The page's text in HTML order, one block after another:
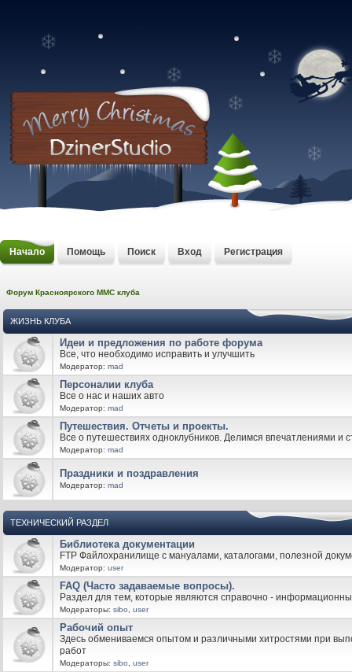
Начало Помощь Поиск Вход Регистрация
Форум Красноярского MMC клуба
ЖИЗНЬ КЛУБА
Идеи и предложения по работе форума
Все, что необходимо исправить и улучшить
Модератор:mad
Персоналии клуба
Все о нас и наших авто
Модератор:mad
Путешествия. Отчеты и проекты.
Все о путешествиях одноклубников. Делимся впечатлениями и
Модератор:mad
Праздники и поздравления
Модератор:mad
ТЕХНИЧЕСКИЙ РАЗДЕЛ
Библиотека документации
FTP Файлохранилище с мануалами, каталогами, полезной
Модератор:user
FAQ (Часто задаваемые вопросы).
Раздел для тем, которые являются справочно -
Модераторы:sibo ,user
Рабочий опыт
Здесь обмениваемся опытом и различными хитростями при
работ
Модераторы:sibo ,user